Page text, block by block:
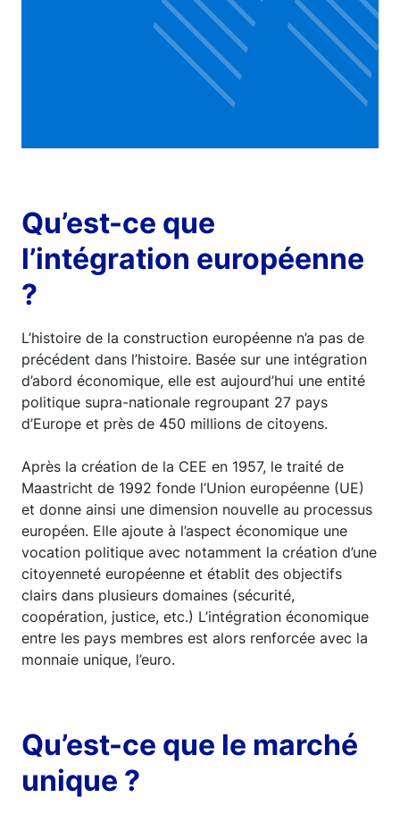
Qu’est-ce que
l’intégration européenne
?
L’histoire de la construction européenne n’a pas de
précédent dans l’histoire. Basée sur une intégration
d’abord économique, elle est aujourd’hui une entité
politique supra-nationale regroupant 27 pays
d’Europe et près de 450 millions de citoyens.
Après la création de la CEE en 1957, le traité de
Maastricht de 1992 fonde l’Union européenne (UE)
et donne ainsi une dimension nouvelle au processus
européen. Elle ajoute à l’aspect économique une
vocation politique avec notamment la création d’une
citoyenneté européenne et établit des objectifs
clairs dans plusieurs domaines (sécurité,
coopération, justice, etc.) L’intégration économique
entre les pays membres est alors renforcée avec la
monnaie unique, l’euro.
Qu’est-ce que le marché
unique ?